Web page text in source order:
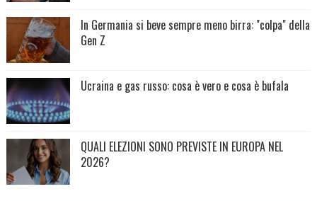
In Germania si beve sempre meno birra: "colpa" della
Gen Z
Ucraina e gas russo: cosa è vero e cosa è bufala
QUALI ELEZIONI SONO PREVISTE IN EUROPA NEL
2026?